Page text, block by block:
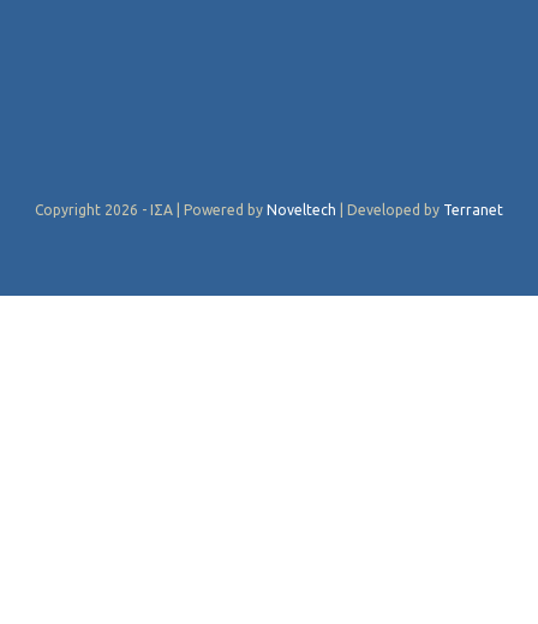
Copyright 2026 - ΙΣΑ | Powered by Noveltech | Developed by Terranet